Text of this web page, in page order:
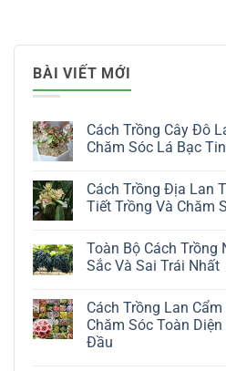
BÀI VIẾT MỚI
Cách Trồng Cây Đô
Chăm Sóc Lá Bạc
bình
luận
Cây
Đô
La
Thuật
Chăm
Sóc
Lá
Cách Trồng Địa Lan
Tiết Trồng Và Chăm
bình
luận
ở
Địa
Lan
Tứ
Thời:
Toàn Bộ Cách Trồng
Sắc Và Sai Trái Nhất
bình
luận
ở
Toàn
Cách Trồng Lan
Chăm Sóc Toàn
Đầu